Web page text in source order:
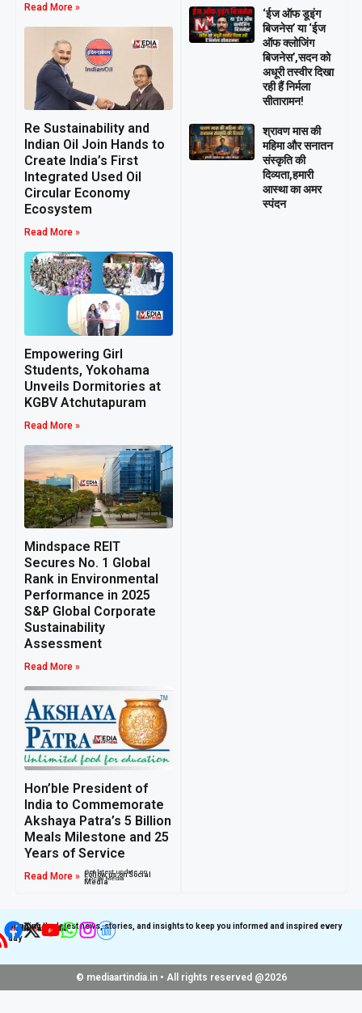
Read More »
Re Sustainability and
Indian Oil Join Hands to
Create India’s First
Integrated Used Oil
Circular Economy
Ecosystem
Read More »
Empowering Girl
Students, Yokohama
Unveils Dormitories at
KGBV Atchutapuram
Read More »
Mindspace REIT
Secures No. 1 Global
Rank in Environmental
Performance in 2025
S&P Global Corporate
Sustainability
Assessment
Read More »
Hon’ble President of
India to Commemorate
Akshaya Patra’s 5 Billion
Meals Milestone and 25
Years of Service
Read More »
‘ईज ऑफ डूइंग
बिजनेस’ या ‘ईज
ऑफ क्लोजिंग
बिजनेस’,सदन को
अधूरी तस्वीर दिखा
रही हैं निर्मला
सीतारामन!
श्रावण मास की
महिमा और सनातन
संस्कृति की
दिव्यता,हमारी
आस्था का अमर
स्पंदन
Bringing the latest news, stories, and insights to keep you informed and inspired every
day
Follow us on Social
Media
Get latest update on
Social Media
© mediaartindia.in • All rights reserved @2026